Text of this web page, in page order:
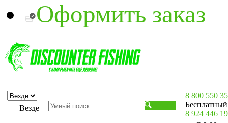
Оформить заказ
Везде
8 800 550
8 924 446